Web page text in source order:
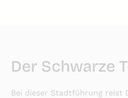
Der Schwarze
Bei dieser Stadtführung reist